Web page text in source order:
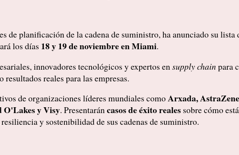
de planificación de la cadena de suministro, ha anunciado su lista
los días 18 y 19 de noviembre en Miami.
innovadores tecnológicos y expertos en supply chain para
reales para las empresas.
de organizaciones líderes mundiales comoArxada,
y Visy. Presentaráncasos de éxito reales sobre cómo
y sostenibilidad de sus cadenas de suministro.